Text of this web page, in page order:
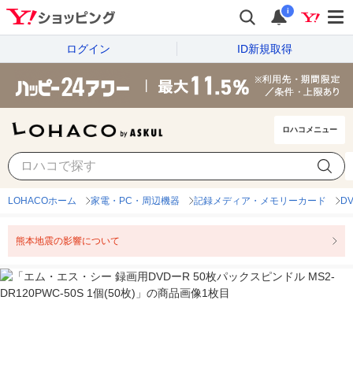
i
ログイン ID新規取得
ロハコメニュー
LOHACOホーム 家電・PC・周辺機器 記録メディア・メモリーカード
熊本地震の影響について